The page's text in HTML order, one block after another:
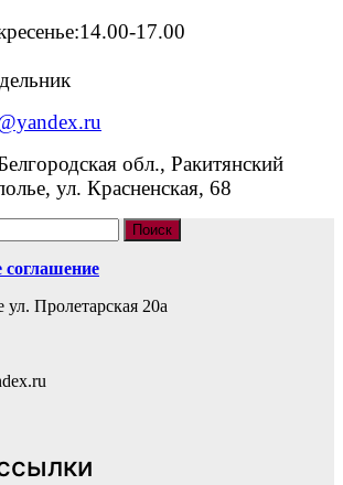
17.00
обл., Ракитянский
ул. Красненская, 68
соглашение
Пролетарская 20а